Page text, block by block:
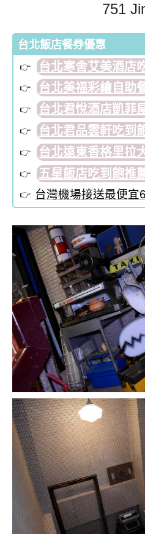
751
台北飯店餐券優惠
台北寒舍艾美酒店
台北美福彩繪自助
台北君悅酒店凱菲
台北君品雲軒吃到
台北遠東香格里拉
五星飯店吃到飽推
台灣機場接送最便宜